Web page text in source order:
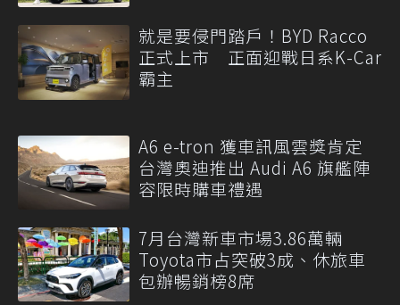
就是要侵門踏戶！BYD Racco
正式上市 正面迎戰日系K-Car
霸主
A6 e-tron 獲車訊風雲獎肯定
台灣奧迪推出 Audi A6 旗艦陣
容限時購車禮遇
7月台灣新車市場3.86萬輛
Toyota市占突破3成、休旅車
包辦暢銷榜8席